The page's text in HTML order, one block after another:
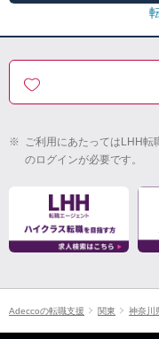
※ ご利用にあたってはLHH
のログインが必要です。
Adeccoの転職支援 関東 神奈川